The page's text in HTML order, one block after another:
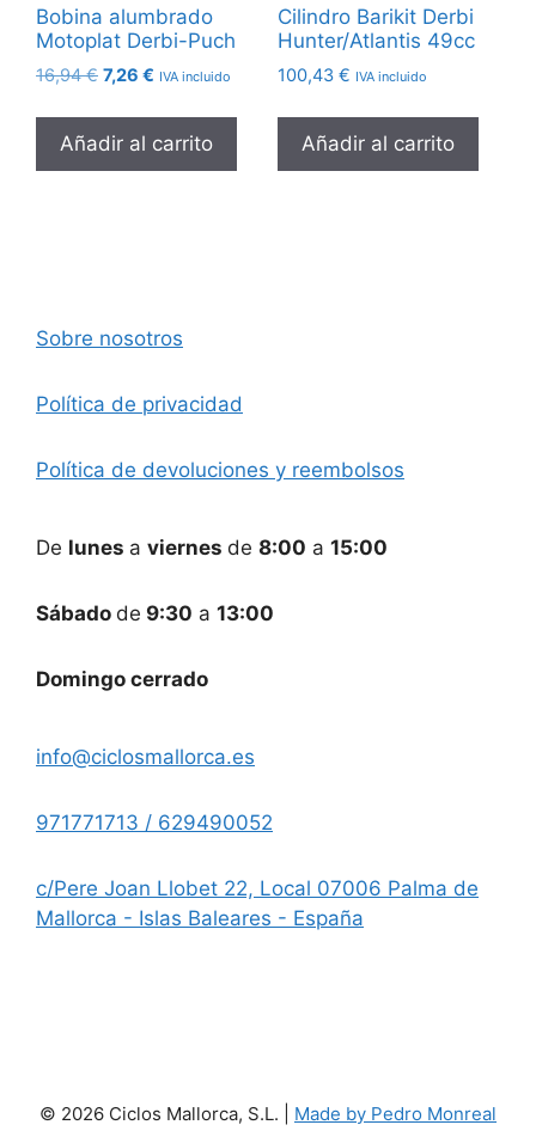
Bobina alumbrado
Motoplat Derbi-Puch
16,94€ El
original
era:
16,94 €.
7,26 € El
actual
es:
7,26 €.
IVA incluido
Añadir al carrito
Cilindro Barikit Derbi
Hunter/Atlantis 49cc
100,43 € IVA incluido
Añadir al carrito
Sobre nosotros
Política de privacidad
Política de devoluciones y reembolsos
De lunes a viernes de 8:00 a 15:00
Sábado de 9:30 a 13:00
Domingo cerrado
info@ciclosmallorca.es
971771713 / 629490052
c/Pere Joan Llobet 22, Local 07006 Palma de
Mallorca - Islas Baleares - España
© 2026 Ciclos Mallorca, S.L. | Made by Pedro Monreal